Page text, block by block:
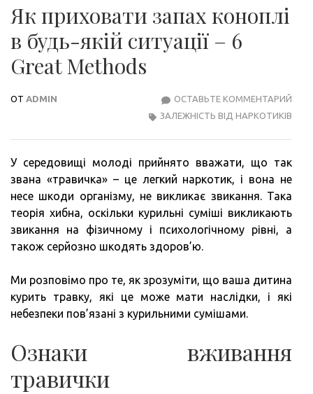
Як приховати запах коноплі
в будь-якій ситуації – 6
Great Methods
ОТ ADMIN ОСТАВЬТЕ КОММЕНТАРИЙ
ЗАЛЕЖНІСТЬ ВІД НАРКОТИКІВ
У середовищі молоді прийнято вважати, що так
звана «травичка» – це легкий наркотик, і вона не
несе шкоди організму, не викликає звикання. Така
теорія хибна, оскільки курильні суміші викликають
звикання на фізичному і психологічному рівні, а
також серйозно шкодять здоров’ю.
Ми розповімо про те, як зрозуміти, що ваша дитина
курить травку, які це може мати наслідки, і які
небезпеки пов’язані з курильними сумішами.
Ознаки вживання
травички